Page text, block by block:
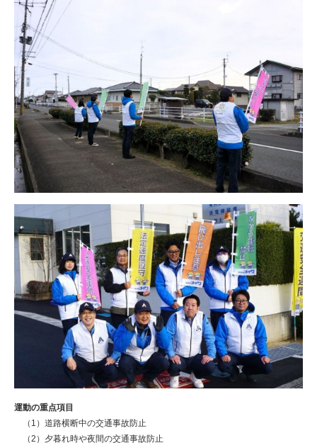
運動の重点項目
（1）道路横断中の交通事故防止
（2）夕暮れ時や夜間の交通事故防止